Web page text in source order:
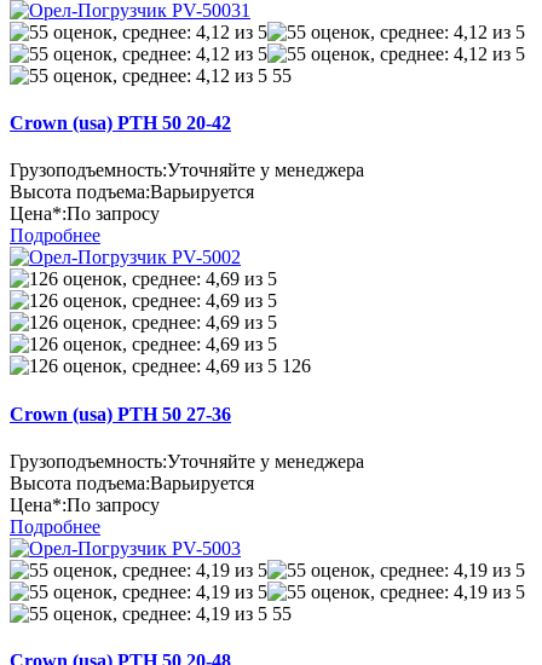
55
Crown (usa) PTH 50 20-42
Грузоподъемность:Уточняйте у менеджера
Высота подъема:Варьируется
Цена*:По запросу
Подробнее
126
Crown (usa) PTH 50 27-36
Грузоподъемность:Уточняйте у менеджера
Высота подъема:Варьируется
Цена*:По запросу
Подробнее
55